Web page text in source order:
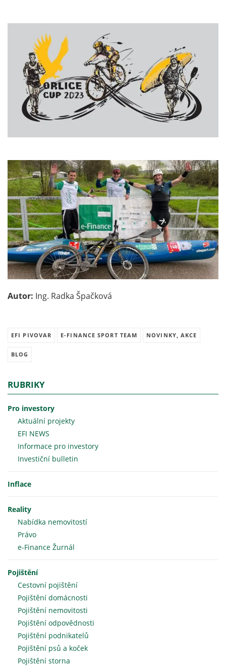
Autor: Ing. Radka Špačková
EFI PIVOVAR E-FINANCE SPORT TEAM NOVINKY, AKCE
BLOG
RUBRIKY
Pro investory
Aktuální projekty
EFI NEWS
Informace pro investory
Investiční bulletin
Inflace
Reality
Nabídka nemovitostí
Právo
e-Finance Žurnál
Pojištění
Cestovní pojištění
Pojištění domácnosti
Pojištění nemovitosti
Pojištění odpovědnosti
Pojištění podnikatelů
Pojištění psů a koček
Pojištění storna